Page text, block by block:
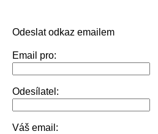
Odeslat odkaz emailem
Email pro:
Odesílatel:
Váš email: